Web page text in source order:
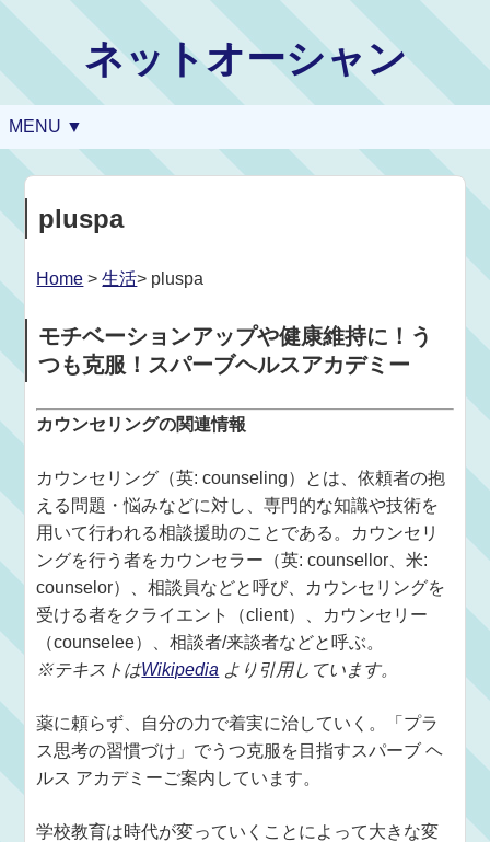
ネットオーシャン
MENU ▼
pluspa
Home >生活> pluspa
モチベーションアップや健康維持に！う
つも克服！スパーブヘルスアカデミー
カウンセリングの関連情報
カウンセリング（英: counseling）とは、依頼者の抱
える問題・悩みなどに対し、専門的な知識や技術を
用いて行われる相談援助のことである。カウンセリ
ングを行う者をカウンセラー（英: counsellor、米:
counselor）、相談員などと呼び、カウンセリングを
受ける者をクライエント（client）、カウンセリー
（counselee）、相談者/来談者などと呼ぶ。
※テキストはWikipedia より引用しています。
薬に頼らず、自分の力で着実に治していく。「プラ
ス思考の習慣づけ」でうつ克服を目指すスパーブ ヘ
ルス アカデミーご案内しています。
学校教育は時代が変っていくことによって大きな変